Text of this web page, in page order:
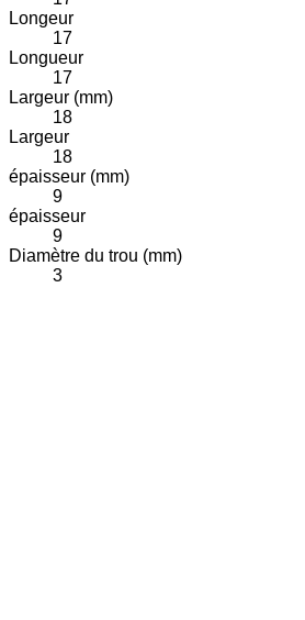
Longeur
17
Longueur
17
Largeur (mm)
18
Largeur
18
épaisseur (mm)
9
épaisseur
9
Diamètre du trou (mm)
3